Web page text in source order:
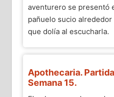
aventurero se presentó
pañuelo sucio
que dolía al escucharla.
Apothecaria.
Semana 15.